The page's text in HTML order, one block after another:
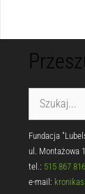
Fundacja
ul. Montażowa
tel.: 515 867 816
e-mail: